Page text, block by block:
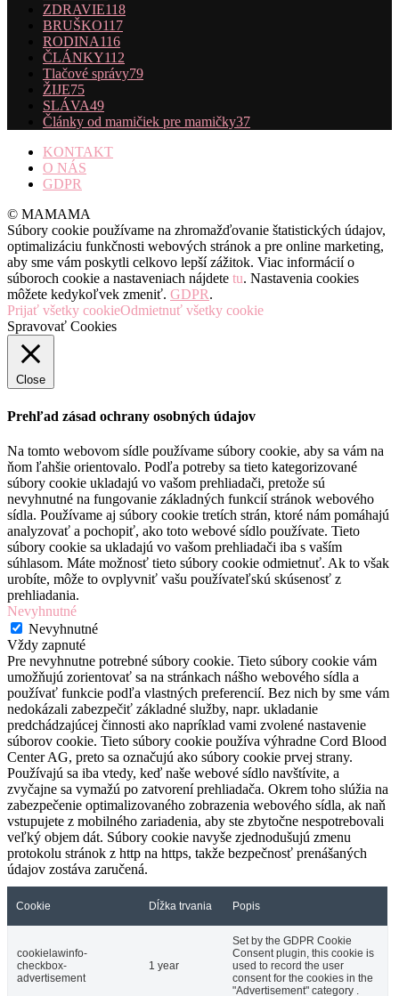
ZDRAVIE118
BRUŠKO117
RODINA116
ČLÁNKY112
Tlačové správy79
ŽIJE75
SLÁVA49
Články od mamičiek pre mamičky37
KONTAKT
O NÁS
GDPR
© MAMAMA
Súbory cookie používame na zhromažďovanie štatistických údajov,
optimalizáciu funkčnosti webových stránok a pre online marketing,
aby sme vám poskytli celkovo lepší zážitok. Viac informácií o
súboroch cookie a nastaveniach nájdete tu. Nastavenia cookies
môžete kedykoľvek zmeniť. GDPR.
Prijať všetky cookieOdmietnuť všetky cookie
Spravovať Cookies
Close
Prehľad zásad ochrany osobných údajov
Na tomto webovom sídle používame súbory cookie, aby sa vám na
ňom ľahšie orientovalo. Podľa potreby sa tieto kategorizované
súbory cookie ukladajú vo vašom prehliadači, pretože sú
nevyhnutné na fungovanie základných funkcií stránok webového
sídla. Používame aj súbory cookie tretích strán, ktoré nám pomáhajú
analyzovať a pochopiť, ako toto webové sídlo používate. Tieto
súbory cookie sa ukladajú vo vašom prehliadači iba s vaším
súhlasom. Máte možnosť tieto súbory cookie odmietnuť. Ak to však
urobíte, môže to ovplyvniť vašu používateľskú skúsenosť z
prehliadania.
Nevyhnutné
Nevyhnutné
Vždy zapnuté
Pre nevyhnutne potrebné súbory cookie. Tieto súbory cookie vám
umožňujú zorientovať sa na stránkach nášho webového sídla a
používať funkcie podľa vlastných preferencií. Bez nich by sme vám
nedokázali zabezpečiť základné služby, napr. ukladanie
predchádzajúcej činnosti ako napríklad vami zvolené nastavenie
súborov cookie. Tieto súbory cookie používa výhradne Cord Blood
Center AG, preto sa označujú ako súbory cookie prvej strany.
Používajú sa iba vtedy, keď naše webové sídlo navštívite, a
zvyčajne sa vymažú po zatvorení prehliadača. Okrem toho slúžia na
zabezpečenie optimalizovaného zobrazenia webového sídla, ak naň
vstupujete z mobilného zariadenia, aby ste zbytočne nespotrebovali
veľký objem dát. Súbory cookie navyše zjednodušujú zmenu
protokolu stránok z http na https, takže bezpečnosť prenášaných
údajov zostáva zaručená.
Cookie Dĺžka trvania Popis
cookielawinfo-
checkbox-
advertisement
1 year
Set by the GDPR Cookie
Consent plugin, this cookie is
used to record the user
consent for the cookies in the
"Advertisement" category .